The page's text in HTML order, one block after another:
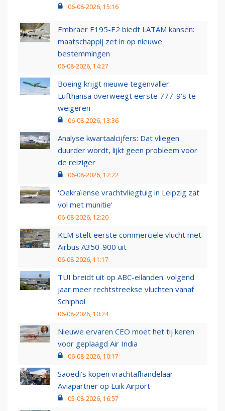
06-08-2026, 15:16
Embraer E195-E2 biedt LATAM kansen:
maatschappij zet in op nieuwe
bestemmingen
06-08-2026, 14:27
Boeing krijgt nieuwe tegenvaller:
Lufthansa overweegt eerste 777-9’s te
weigeren
06-08-2026, 13:36
Analyse kwartaalcijfers: Dat vliegen
duurder wordt, lijkt geen probleem voor
de reiziger
06-08-2026, 12:22
'Oekraïense vrachtvliegtuig in Leipzig zat
vol met munitie'
06-08-2026, 12:20
KLM stelt eerste commerciële vlucht met
Airbus A350-900 uit
06-08-2026, 11:17
TUI breidt uit op ABC-eilanden: volgend
jaar meer rechtstreekse vluchten vanaf
Schiphol
06-08-2026, 10:24
Nieuwe ervaren CEO moet het tij keren
voor geplaagd Air India
06-08-2026, 10:17
Saoedi’s kopen vrachtafhandelaar
Aviapartner op Luik Airport
05-08-2026, 16:57